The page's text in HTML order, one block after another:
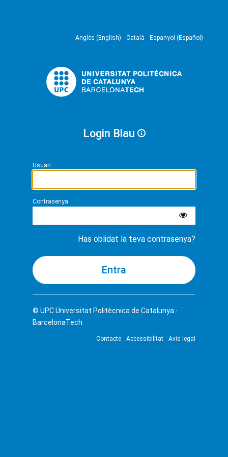
Anglès (English) Català Espanyol (Español)
Login Blau
Usuari
Contrasenya
Has oblidat la teva contrasenya?
© UPCUniversitat Politècnica de Catalunya ·
BarcelonaTech
Contacte Accessibilitat Avís legal